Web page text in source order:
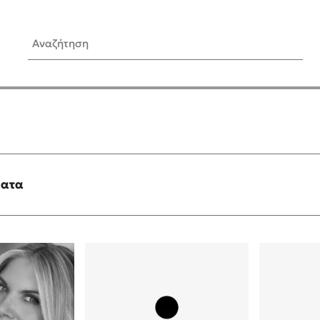
Αναζήτηση
είναι «το πρόβλημα»
Συγχαρητήρια, Πέθανες!